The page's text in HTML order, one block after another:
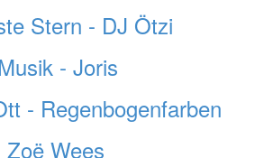
Stern - DJ Ötzi
- Joris
- Regenbogenfarben
Wees